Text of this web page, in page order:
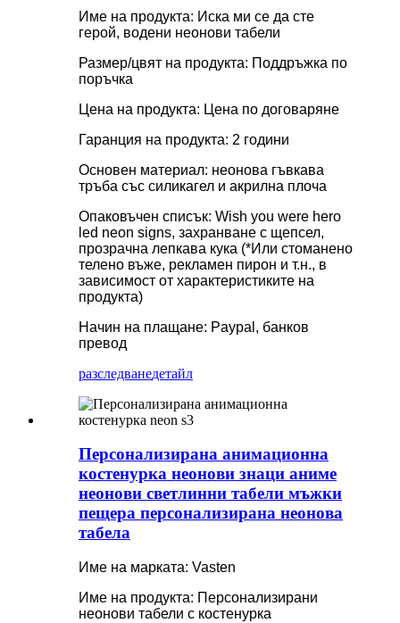
Име на продукта: Иска ми се да сте
герой, водени неонови табели
Размер/цвят на продукта: Поддръжка по
поръчка
Цена на продукта: Цена по договаряне
Гаранция на продукта: 2 години
Основен материал: неонова гъвкава
тръба със силикагел и акрилна плоча
Опаковъчен списък: Wish you were hero
led neon signs, захранване с щепсел,
прозрачна лепкава кука (*Или стоманено
телено въже, рекламен пирон и т.н., в
зависимост от характеристиките на
продукта)
Начин на плащане: Paypal, банков
превод
разследванедетайл
Персонализирана анимационна
костенурка неонови знаци аниме
неонови светлинни табели мъжки
пещера персонализирана неонова
табела
Име на марката: Vasten
Име на продукта: Персонализирани
неонови табели с костенурка